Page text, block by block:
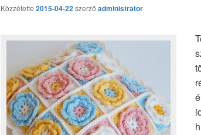
Közzétette 2015-04-22szerző administrator